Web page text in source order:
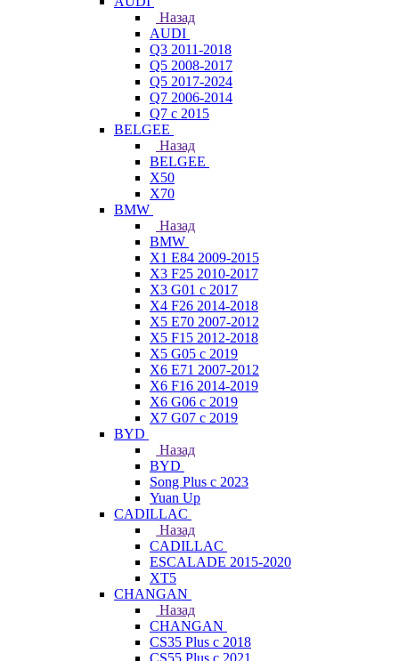
Назад
AUDI
Q3 2011-2018
Q5 2008-2017
Q5 2017-2024
Q7 2006-2014
Q7 с 2015
BELGEE
Назад
BELGEE
X50
X70
BMW
Назад
BMW
X1 E84 2009-2015
X3 F25 2010-2017
X3 G01 с 2017
X4 F26 2014-2018
X5 E70 2007-2012
X5 F15 2012-2018
X5 G05 с 2019
X6 E71 2007-2012
X6 F16 2014-2019
X6 G06 с 2019
X7 G07 с 2019
BYD
Назад
BYD
Song Plus с 2023
Yuan Up
CADILLAC
Назад
CADILLAC
ESСALADE 2015-2020
XT5
CHANGAN
Назад
CHANGAN
CS35 Plus с 2018
CS55 Plus с 2021